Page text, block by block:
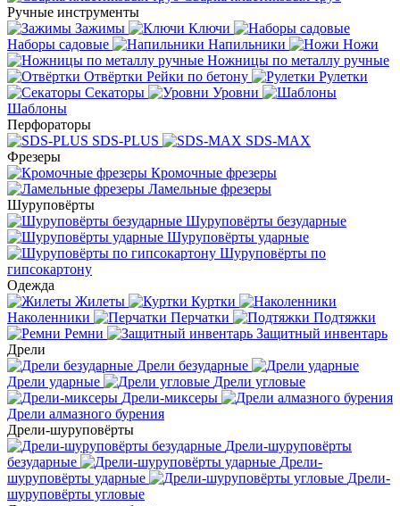
Ручные инструменты
Зажимы
Ключи
Наборы садовые
Напильники
Ножи
Ножницы по металлу ручные
Отвёртки Рейки по бетону
Рулетки
Секаторы
Уровни
Шаблоны
Перфораторы
SDS-PLUS
SDS-MAX
Фрезеры
Кромочные фрезеры
Ламельные фрезеры
Шуруповёрты
Шуруповёрты безударные
Шуруповёрты ударные
Шуруповёрты по
гипсокартону
Одежда
Жилеты
Куртки
Наколенники
Перчатки
Подтяжки
Ремни
Защитный инвентарь
Дрели
Дрели безударные
Дрели ударные
Дрели угловые
Дрели-миксеры
Дрели алмазного бурения
Дрели-шуруповёрты
Дрели-шуруповёрты
безударные
Дрели-
шуруповёрты ударные
Дрели-
шуруповёрты угловые